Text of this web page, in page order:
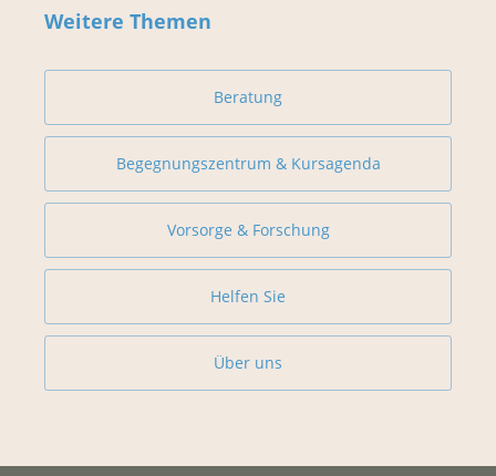
Weitere Themen
Beratung
Begegnungszentrum & Kursagenda
Vorsorge & Forschung
Helfen Sie
Über uns